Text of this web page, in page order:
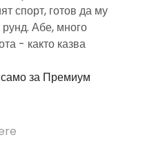
спорт, готов да му
Абе, много
- както казва
за Премиум